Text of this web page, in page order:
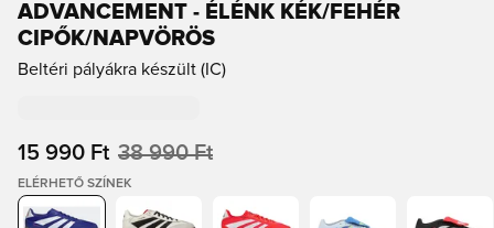
ADVANCEMENT - ÉLÉNK KÉK/FEHÉR
CIPŐK/NAPVÖRÖS
Beltéri pályákra készült (IC)
15 990 Ft 38 990 Ft
ELÉRHETŐ SZÍNEK